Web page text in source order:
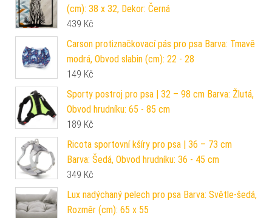
(cm): 38 x 32, Dekor: Černá
439 Kč
Carson protiznačkovací pás pro psa Barva: Tmavě
modrá, Obvod slabin (cm): 22 - 28
149 Kč
Sporty postroj pro psa | 32 – 98 cm Barva: Žlutá,
Obvod hrudníku: 65 - 85 cm
189 Kč
Ricota sportovní kšíry pro psa | 36 – 73 cm
Barva: Šedá, Obvod hrudníku: 36 - 45 cm
349 Kč
Lux nadýchaný pelech pro psa Barva: Světle-šedá,
Rozměr (cm): 65 x 55